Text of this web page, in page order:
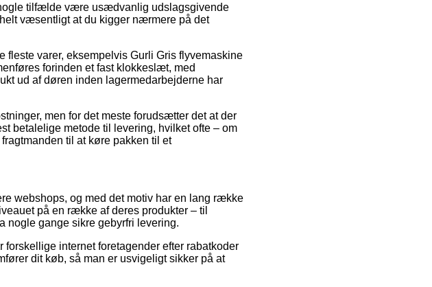
tilfælde være usædvanlig udslagsgivende
væsentligt at du kigger nærmere på det
fleste varer, eksempelvis Gurli Gris flyvemaskine
forinden et fast klokkeslæt, med
ud af døren inden lagermedarbejderne har
men for det meste forudsætter det at der
betalelige metode til levering, hvilket ofte – om
til at køre pakken til et
webshops, og med det motiv har en lang række
på en række af deres produkter – til
nogle gange sikre gebyrfri levering.
internet foretagender efter rabatkoder
dit køb, så man er usvigeligt sikker på at